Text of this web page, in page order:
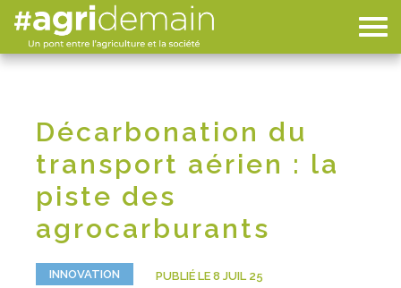
Décarbonation du
transport aérien : la
piste des
agrocarburants
INNOVATION PUBLIÉ LE 8 JUIL 25